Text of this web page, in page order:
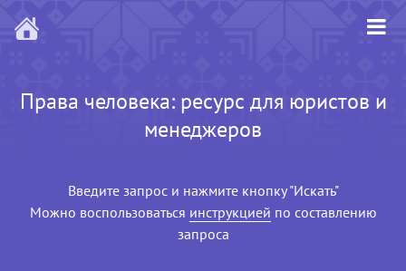
Права человека: ресурс для юристов и
менеджеров
Введите запрос и нажмите кнопку "Искать"
Можно воспользоваться инструкцией по составлению
запроса